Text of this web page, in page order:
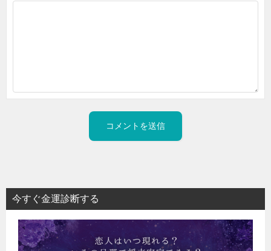
今すぐ金運診断する